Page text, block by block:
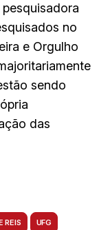
no
e Orgulho
sendo
das
REIS UFG